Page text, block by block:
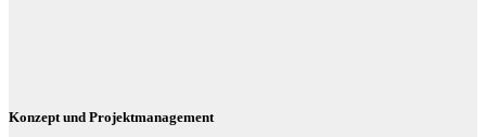
Konzept und Projektmanagement